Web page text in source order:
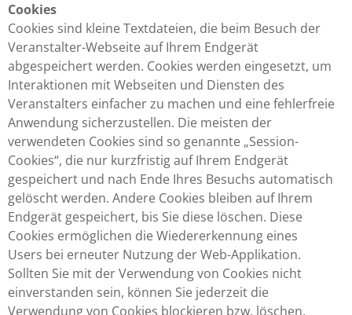
Cookies
Cookies sind kleine Textdateien, die beim Besuch der
Veranstalter-Webseite auf Ihrem Endgerät
abgespeichert werden. Cookies werden eingesetzt, um
Interaktionen mit Webseiten und Diensten des
Veranstalters einfacher zu machen und eine fehlerfreie
Anwendung sicherzustellen. Die meisten der
verwendeten Cookies sind so genannte „Session-
Cookies“, die nur kurzfristig auf Ihrem Endgerät
gespeichert und nach Ende Ihres Besuchs automatisch
gelöscht werden. Andere Cookies bleiben auf Ihrem
Endgerät gespeichert, bis Sie diese löschen. Diese
Cookies ermöglichen die Wiedererkennung eines
Users bei erneuter Nutzung der Web-Applikation.
Sollten Sie mit der Verwendung von Cookies nicht
einverstanden sein, können Sie jederzeit die
Verwendung von Cookies blockieren bzw. löschen.